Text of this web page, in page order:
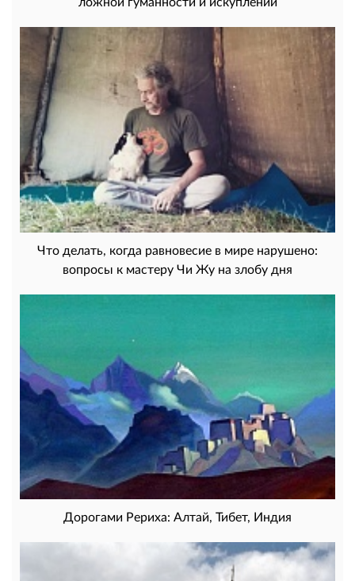
Что делать, когда равновесие в мире нарушено:
вопросы к мастеру Чи Жу на злобу дня
Дорогами Рериха: Алтай, Тибет, Индия